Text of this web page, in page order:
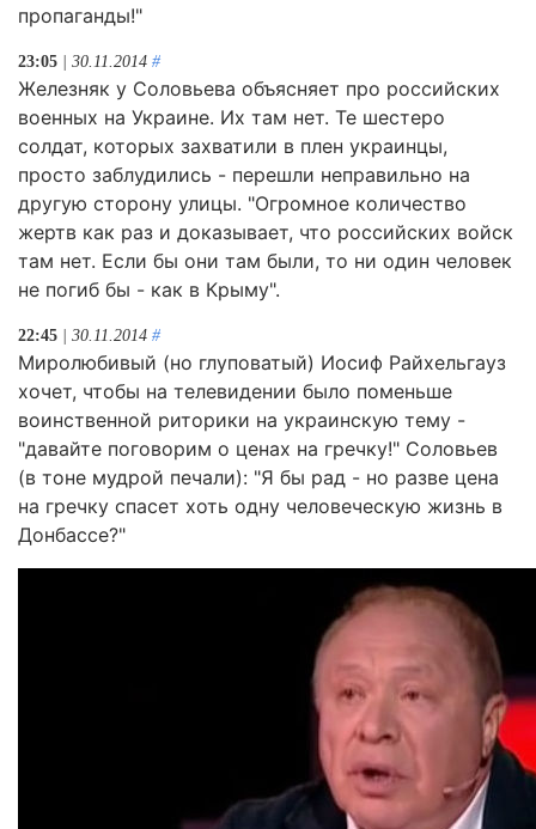
пропаганды!"
23:05 | 30.11.2014 #
Железняк у Соловьева объясняет про российских
военных на Украине. Их там нет. Те шестеро
солдат, которых захватили в плен украинцы,
просто заблудились - перешли неправильно на
другую сторону улицы. "Огромное количество
жертв как раз и доказывает, что российских войск
там нет. Если бы они там были, то ни один человек
не погиб бы - как в Крыму".
22:45 | 30.11.2014 #
Миролюбивый (но глуповатый) Иосиф Райхельгауз
хочет, чтобы на телевидении было поменьше
воинственной риторики на украинскую тему -
"давайте поговорим о ценах на гречку!" Соловьев
(в тоне мудрой печали): "Я бы рад - но разве цена
на гречку спасет хоть одну человеческую жизнь в
Донбассе?"